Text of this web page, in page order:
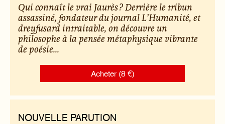
Qui connaît le vrai Jaurès ? Derrière le tribun
assassiné, fondateur du journal L’Humanité, et
dreyfusard intraitable, on découvre un
philosophe à la pensée métaphysique vibrante
de poésie...
Acheter (8 €)
NOUVELLE PARUTION